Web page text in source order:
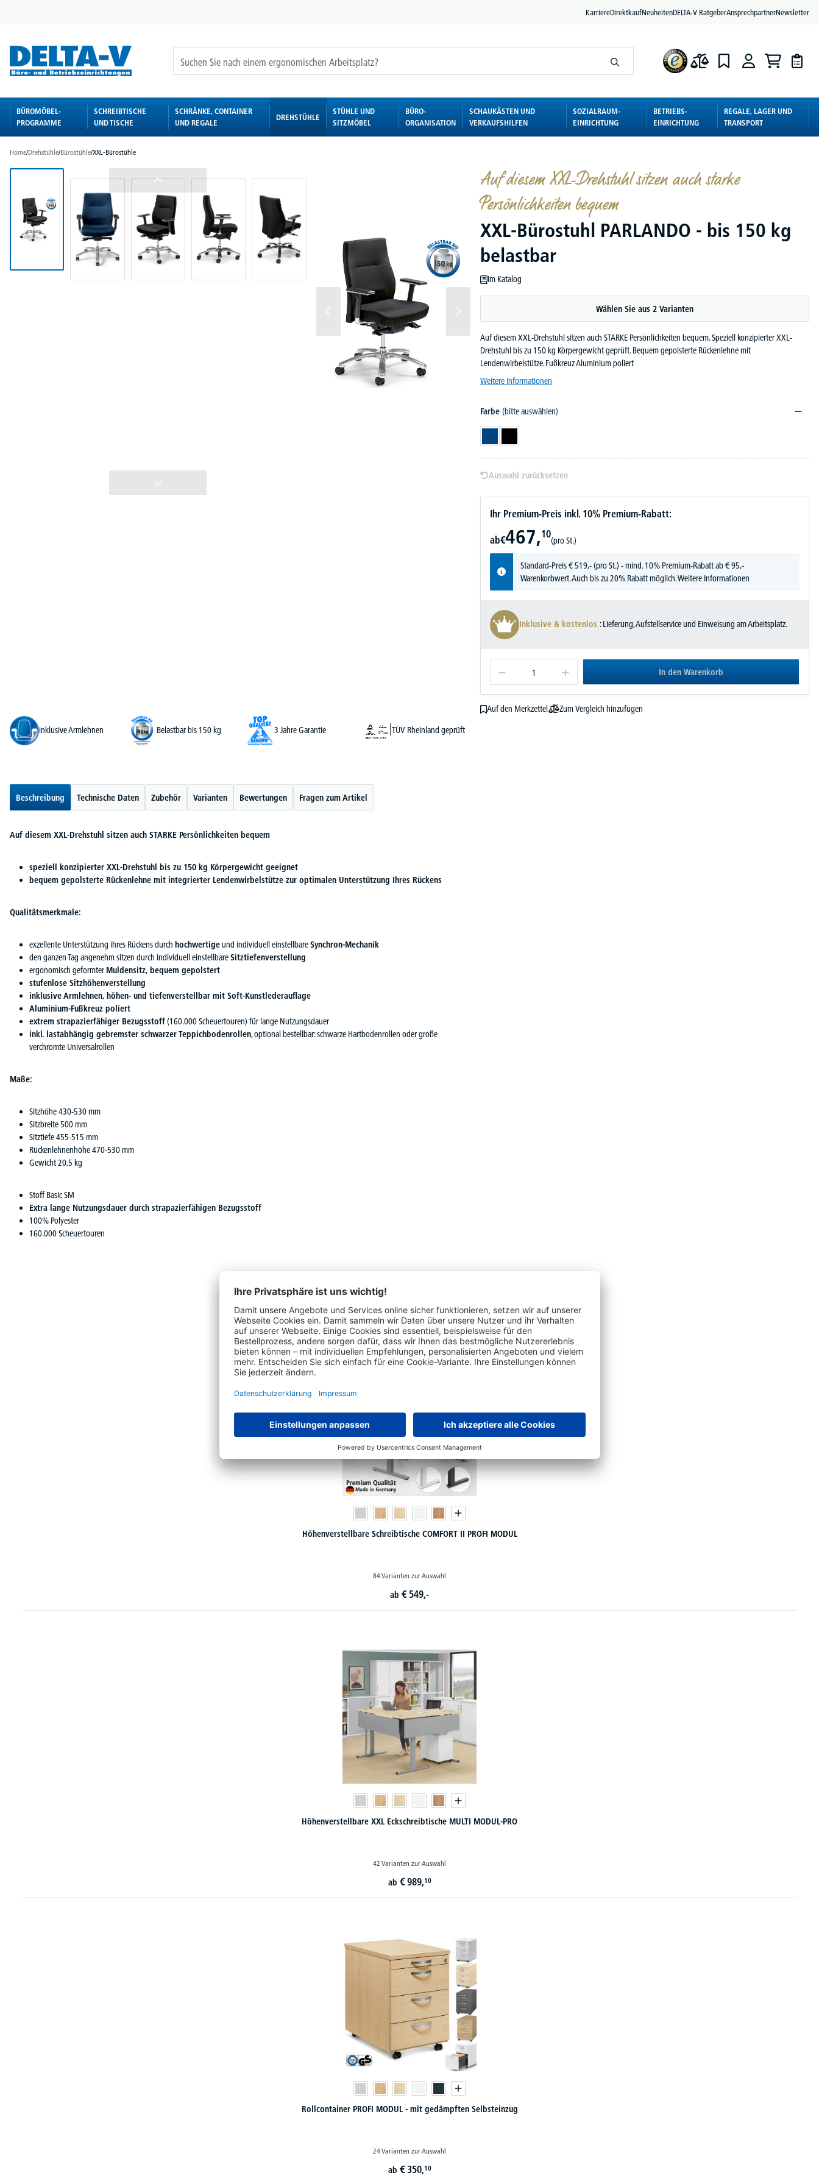
KarriereDirektkaufNeuheitenDELTA-V RatgeberAnsprechpartnerNewsletter
BÜROMÖBEL-
PROGRAMME
SCHREIBTISCHE
UND TISCHE
SCHRÄNKE, CONTAINER
UND REGALE
DREHSTÜHLE
STÜHLE UND
SITZMÖBEL
BÜRO-
ORGANISATION
SCHAUKÄSTEN UND
VERKAUFSHILFEN
SOZIALRAUM-
EINRICHTUNG
BETRIEBS-
EINRICHTUNG
REGALE, LAGER UND
TRANSPORT
Home/Drehstühle/Bürostühle/XXL-Bürostühle
Auf diesem XXL-Drehstuhl sitzen auch starke
Persönlichkeiten bequem
XXL-Bürostuhl PARLANDO - bis 150 kg
belastbar
Im Katalog
Wählen Sie aus 2 Varianten
Auf diesem XXL-Drehstuhl sitzen auch STARKE Persönlichkeiten bequem. Speziell konzipierter XXL-
Drehstuhl bis zu 150 kg Körpergewicht geprüft. Bequem gepolsterte Rückenlehne mit
Lendenwirbelstütze. Fußkreuz Aluminium poliert
Weitere Informationen
Farbe (bitte auswählen)
Auswahl zurücksetzen
Ihr Premium-Preis inkl. 10% Premium-Rabatt:
ab€467,10
(pro St.)
Standard-Preis€ 519,-(pro St.) - mind. 10% Premium-Rabatt ab € 95,-
Warenkorbwert. Auch bis zu 20% Rabatt möglich.Weitere Informationen
Inklusive & kostenlos : Lieferung, Aufstellservice und Einweisung am Arbeitsplatz.
In den Warenkorb
Auf den Merkzettel
Zum Vergleich hinzufügen
inklusive Armlehnen
Belastbar bis 150 kg 3 Jahre Garantie TÜV Rheinland geprüft
Beschreibung Technische Daten Zubehör Varianten Bewertungen Fragen zum Artikel
Auf diesem XXL-Drehstuhl sitzen auch STARKE Persönlichkeiten bequem
speziell konzipierter XXL-Drehstuhl bis zu 150 kg Körpergewicht geeignet
bequem gepolsterte Rückenlehne mit integrierter Lendenwirbelstütze zur optimalen Unterstützung Ihres Rückens
Qualitätsmerkmale:
exzellente Unterstützung ihres Rückens durch hochwertigeund individuell einstellbareSynchron-Mechanik
den ganzen Tag angenehm sitzen durch individuell einstellbareSitztiefenverstellung
ergonomisch geformter Muldensitz, bequem gepolstert
stufenlose Sitzhöhenverstellung
inklusive Armlehnen, höhen- und tiefenverstellbar mit Soft-Kunstlederauflage
Aluminium-Fußkreuz poliert
extrem strapazierfähiger Bezugsstoff(160.000 Scheuertouren) für lange Nutzungsdauer
inkl. lastabhängig gebremster schwarzer Teppichbodenrollen, optional bestellbar: schwarze Hartbodenrollen oder große
verchromte Universalrollen
Maße:
Sitzhöhe 430-530 mm
Sitzbreite 500 mm
Sitztiefe 455-515 mm
Rückenlehnenhöhe 470-530 mm
Gewicht 20,5 kg
Stoff Basic SM
Extra lange Nutzungsdauer durch strapazierfähigen Bezugsstoff
100% Polyester
160.000 Scheuertouren
Schon gesehen?
Höhenverstellbare Schreibtische COMFORT II PROFI MODUL
84 Varianten zur Auswahl
ab € 549,-
Höhenverstellbare XXL Eckschreibtische MULTI MODUL-PRO
42 Varianten zur Auswahl
ab € 989,10
Rollcontainer PROFI MODUL - mit gedämpften Selbsteinzug
24 Varianten zur Auswahl
ab € 350,10